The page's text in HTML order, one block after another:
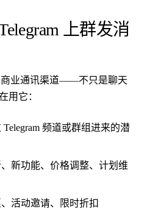
上群发消
商业通讯渠道——不只是聊天
用它：
频道或群组进来的潜
新功能、价格调整、计划维
活动邀请、限时折扣